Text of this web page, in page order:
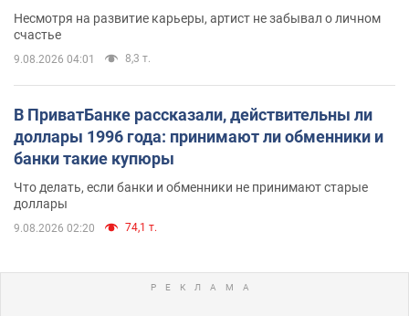
Несмотря на развитие карьеры, артист не забывал о личном
счастье
9.08.2026 04:01 8,3 т.
В ПриватБанке рассказали, действительны ли
доллары 1996 года: принимают ли обменники и
банки такие купюры
Что делать, если банки и обменники не принимают старые
доллары
9.08.2026 02:20 74,1 т.